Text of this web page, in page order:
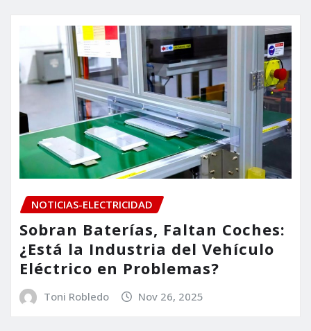
NOTICIAS-ELECTRICIDAD
Sobran Baterías, Faltan Coches:
¿Está la Industria del Vehículo
Eléctrico en Problemas?
Toni Robledo Nov 26, 2025